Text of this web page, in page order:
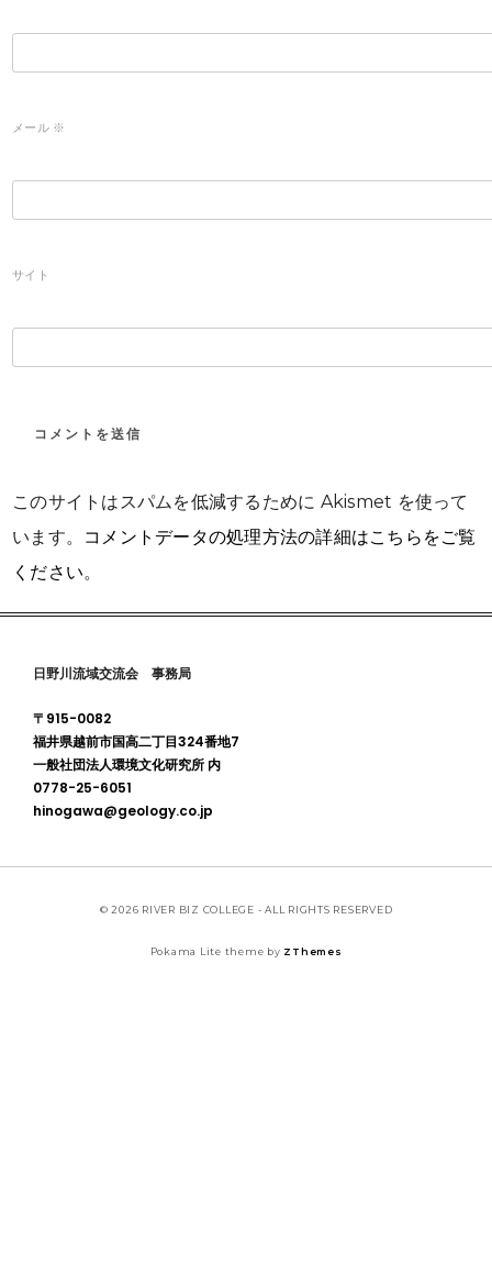
メール ※
サイト
このサイトはスパムを低減するために Akismet を使って
います。 コメントデータの処理方法の詳細はこちらをご覧
ください。
日野川流域交流会 事務局
〒915-0082
福井県越前市国高二丁目324番地7
一般社団法人環境文化研究所 内
0778-25-6051
hinogawa@geology.co.jp
© 2026 RIVER BIZ COLLEGE - ALL RIGHTS RESERVED
Pokama Lite theme by ZThemes